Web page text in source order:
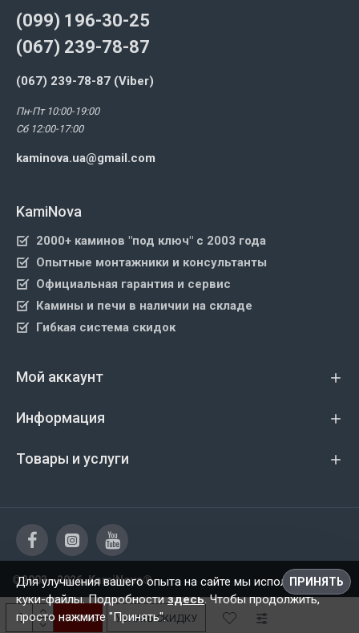
КУПИТЬ УЗНАТЬ СКИДКУ
(099) 196-30-25
(067) 239-78-87
(067) 239-78-87 (Viber)
Пн-Пт 10:00-19:00
Сб 12:00-17:00
kaminova.ua@gmail.com
KamiNova
2000+ каминов "под ключ" с 2003 года
Опытные монтажники и консультанты
Официальная гарантия и сервис
Камины и печи в наличии на складе
Гибкая система скидок
Мой аккаунт
Информация
Товары и услуги
©2003 - 2026, KamiNova® ПРИНЯТЬ
Для улучшения вашего опыта на сайте мы используем
куки-файлы. Подробностиздесь. Чтобы продолжить,
просто нажмите "Принять".